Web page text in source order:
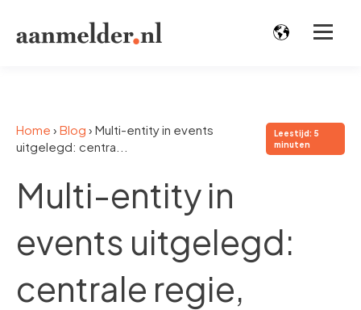
Home › Blog › Multi-entity in events
uitgelegd: centra...
Leestijd: 5
minuten
Multi-entity in
events uitgelegd:
centrale regie,